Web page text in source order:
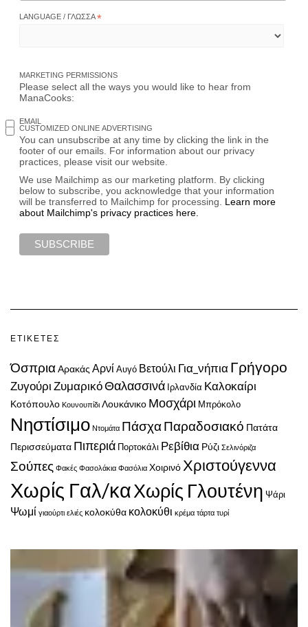
LANGUAGE / ΓΛΏΣΣΑ*
MARKETING PERMISSIONS
Please select all the ways you would like to hear from
ManaCooks:
EMAIL
CUSTOMIZED ONLINE ADVERTISING
You can unsubscribe at any time by clicking the link in the
footer of our emails. For information about our privacy
practices, please visit our website.
We use Mailchimp as our marketing platform. By clicking
below to subscribe, you acknowledge that your information
will be transferred to Mailchimp for processing. Learn more
about Mailchimp's privacy practices here.
ΕΤΙΚΈΤΕΣ
ΌσπριαΑρακάς ΑρνίΑυγό Βετούλι Για_νήπιαΓρήγορο
ΖυγούριΖυμαρικόΘαλασσινά Ιρλανδία Καλοκαίρι
Κοτόπουλο Κουνουπίδι Λουκάνικο Μοσχάρι Μπρόκολο
Νηστίσιμο Ντομάτα ΠάσχαΠαραδοσιακό Πατάτα
Περισσεύματα Πιπεριά Πορτοκάλι Ρεβίθια Ρύζι Σελινόριζα
Σούπες Φακές Φασολάκια Φασόλια Χοιρινό Χριστούγεννα
Χωρίς Γαλ/καΧωρίς Γλουτένη Ψάρι
Ψωμί γιαούρτι ελιές κολοκύθα κολοκύθι κρέμα τάρτα τυρί